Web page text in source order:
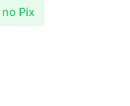
no Pix